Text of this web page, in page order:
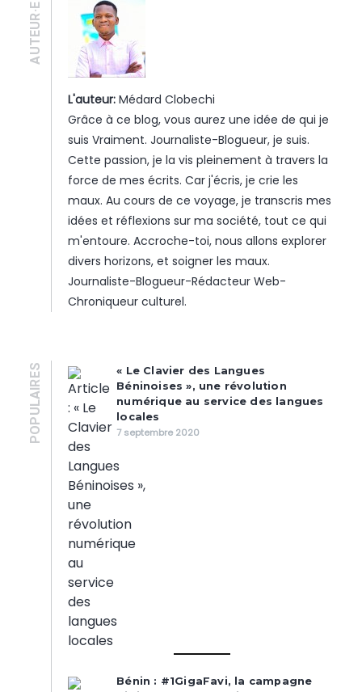
AUTEUR·E
L'auteur: Médard Clobechi
Grâce à ce blog, vous aurez une idée de qui je
suis Vraiment. Journaliste-Blogueur, je suis.
Cette passion, je la vis pleinement à travers la
force de mes écrits. Car j'écris, je crie les
maux. Au cours de ce voyage, je transcris mes
idées et réflexions sur ma société, tout ce qui
m'entoure. Accroche-toi, nous allons explorer
divers horizons, et soigner les maux.
Journaliste-Blogueur-Rédacteur Web-
Chroniqueur culturel.
POPULAIRES
« Le Clavier des Langues
Béninoises », une révolution
numérique au service des langues
locales
7 septembre 2020
Bénin : #1GigaFavi, la campagne